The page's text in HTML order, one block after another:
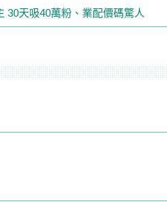
30天吸40萬粉、業配價碼驚人